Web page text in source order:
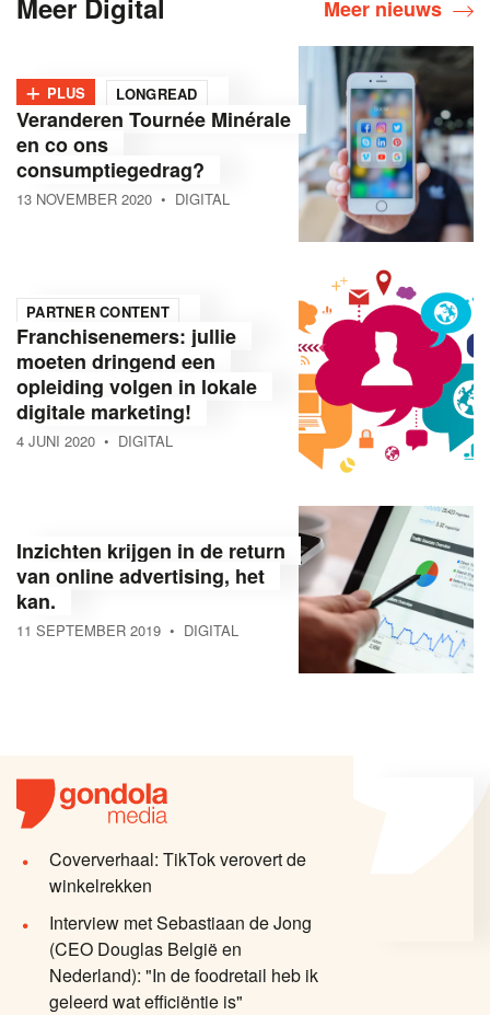
Meer nieuws
+ PLUS LONGREAD
Veranderen Tournée Minérale
en co ons
consumptiegedrag?
13 NOVEMBER 2020 • DIGITAL
PARTNER CONTENT
Franchisenemers: jullie
moeten dringend een
opleiding volgen in lokale
digitale marketing!
4 JUNI 2020 • DIGITAL
Inzichten krijgen in de return
van online advertising, het
kan.
11 SEPTEMBER 2019 • DIGITAL
Coververhaal: TikTok verovert de
winkelrekken
Interview met Sebastiaan de Jong
(CEO Douglas België en
Nederland): "In de foodretail heb ik
geleerd wat efficiëntie is"